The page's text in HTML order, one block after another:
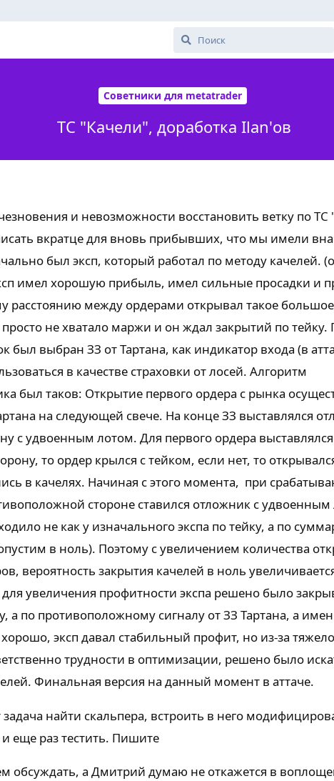
Советники для metatrader
ТС "Качели", доработка Ilan'ов
и невозможности восстановить ветку по ТС
вкратце для вновь прибывших, что мы имели
был эксп, который работал по методу качелей.
имел хорошую прибыль, имел сильные просадки и
расстоянию между ордерами открывал такое большое
не хватало маржи и он ждал закрытий по тейку.
был выбран ЗЗ от Тартана, как индикатор входа (в
в качестве страховки от лосей. Алгоритм
был таков: Открытие первого ордера с рынка
на следующей свече. На конце ЗЗ выставлялся
с удвоенным лотом. Для первого ордера выставлялся
то ордер крылся с тейком, если нет, то
в качелях. Начиная с этого момента, при
стороне ставился отложник с
не как у изначального экспа по тейку, а по
в ноль). Поэтому с увеличением количества
вероятность закрытия качелей в ноль
увеличения профитности экспа решено было
а по противоположному сигналу от ЗЗ Тартана, а
эксп давал стабильный профит, но из-за
трудности в оптимизации, решено было
Финальная версия на данный момент в аттаче.
найти скальпера, встроить в него
и еще раз тестить. Пишите
обсуждать, а Дмитрий думаю не откажется в